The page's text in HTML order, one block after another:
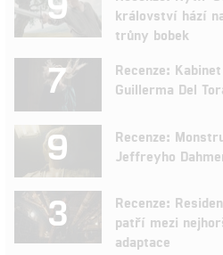
království hází
trůny bobek
7
Recenze:
Guillerma Del
9
Recenze:
Jeffreyho
3
Recenze:
patří mezi
adaptace